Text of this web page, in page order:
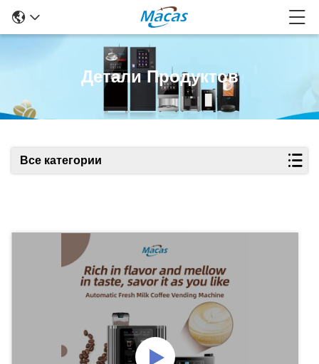
Детали Продуктов
Все категории